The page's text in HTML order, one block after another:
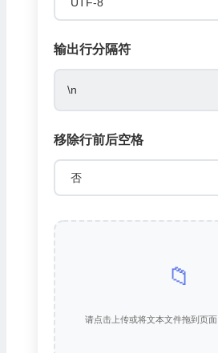
输出行分隔符
移除行前后空格
📁
请点击上传或将文本文件拖到页面